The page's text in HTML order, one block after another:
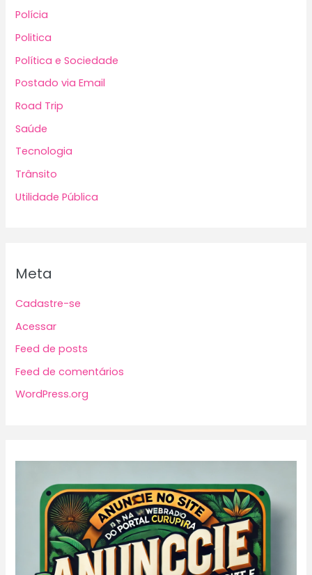
Polícia
Politica
Política e Sociedade
Postado via Email
Road Trip
Saúde
Tecnologia
Trânsito
Utilidade Pública
Meta
Cadastre-se
Acessar
Feed de posts
Feed de comentários
WordPress.org